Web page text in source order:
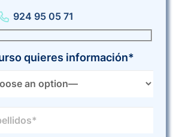
924 95 05 71
quieres información*